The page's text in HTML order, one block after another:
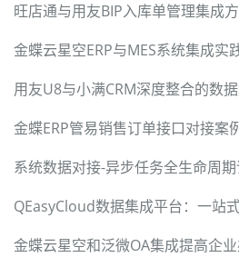
旺店通与用友BIP入库单管理集成
金蝶云星空ERP与MES系统集成实
用友U8与小满CRM深度整合的数
金蝶ERP管易销售订单接口对接案
系统数据对接-异步任务全生命周
QEasyCloud数据集成平台：一站
金蝶云星空和泛微OA集成提高企